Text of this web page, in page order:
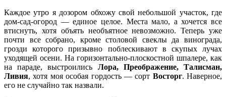
Каждое утро я дозором обхожу свой небольшой участок, где
дом-сад-огород — единое целое. Места мало, а хочется все
втиснуть, хотя объять необъятное невозможно. Теперь уже
почти все собрано, кроме столовой свеклы да винограда,
грозди которого призывно поблескивают в скупых лучах
уходящей осени. На горизонтально-плоскостной шпалере, как
на параде, выстроились Лора, Преображение, Талисман,
Ливия, хотя моя особая гордость — сорт Восторг. Наверное,
его не случайно так назвали.